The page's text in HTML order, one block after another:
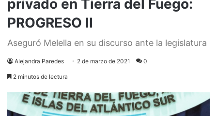
privado en Tierra del Fuego:
PROGRESO II
Aseguró Melella en su discurso ante la legislatura
Alejandra Paredes 2 de marzo de 2021 0
2 minutos de lectura